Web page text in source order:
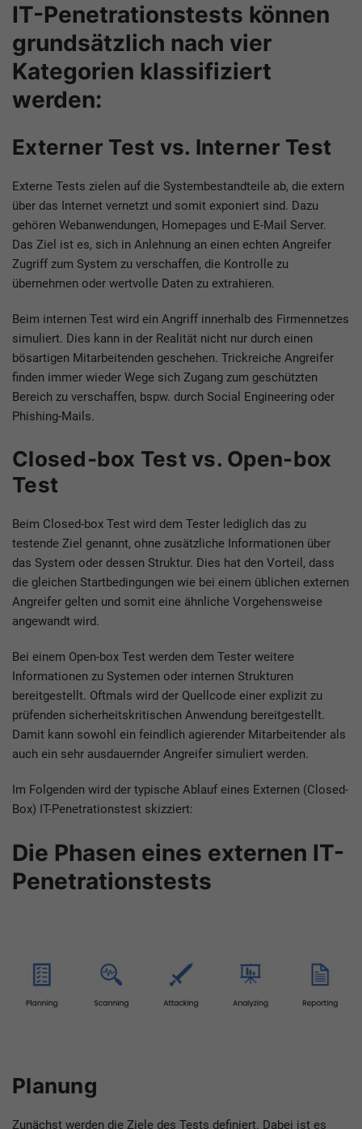
IT-Penetrationstests können
grundsätzlich nach vier
Kategorien klassifiziert
werden:
Externer Test vs. Interner Test
Externe Tests zielen auf die Systembestandteile ab, die extern
über das Internet vernetzt und somit exponiert sind. Dazu
gehören Webanwendungen, Homepages und E-Mail Server.
Das Ziel ist es, sich in Anlehnung an einen echten Angreifer
Zugriff zum System zu verschaffen, die Kontrolle zu
übernehmen oder wertvolle Daten zu extrahieren.
Beim internen Test wird ein Angriff innerhalb des Firmennetzes
simuliert. Dies kann in der Realität nicht nur durch einen
bösartigen Mitarbeitenden geschehen. Trickreiche Angreifer
finden immer wieder Wege sich Zugang zum geschützten
Bereich zu verschaffen, bspw. durch Social Engineering oder
Phishing-Mails.
Closed-box Test vs. Open-box
Test
Beim Closed-box Test wird dem Tester lediglich das zu
testende Ziel genannt, ohne zusätzliche Informationen über
das System oder dessen Struktur. Dies hat den Vorteil, dass
die gleichen Startbedingungen wie bei einem üblichen externen
Angreifer gelten und somit eine ähnliche Vorgehensweise
angewandt wird.
Bei einem Open-box Test werden dem Tester weitere
Informationen zu Systemen oder internen Strukturen
bereitgestellt. Oftmals wird der Quellcode einer explizit zu
prüfenden sicherheitskritischen Anwendung bereitgestellt.
Damit kann sowohl ein feindlich agierender Mitarbeitender als
auch ein sehr ausdauernder Angreifer simuliert werden.
Im Folgenden wird der typische Ablauf eines Externen (Closed-
Box) IT-Penetrationstest skizziert:
Die Phasen eines externen IT-
Penetrationstests
Planung
Zunächst werden die Ziele des Tests definiert. Dabei ist es